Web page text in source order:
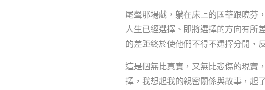
尾聲那場戲，躺在床上的國華跟曉芬
人生已經選擇、即將選擇的方向有所
的差距終於使他們不得不選擇分開，
這是個無比真實，又無比悲傷的現實
擇，我想起我的親密關係與故事，起